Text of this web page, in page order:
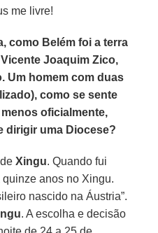
me livre!
como Belém foi a terra
Joaquim Zico,
Um homem com duas
como se sente
oficialmente,
dirigir uma Diocese?
deXingu. Quando fui
anos no Xingu.
nascido na Áustria”.
. A escolha e decisão